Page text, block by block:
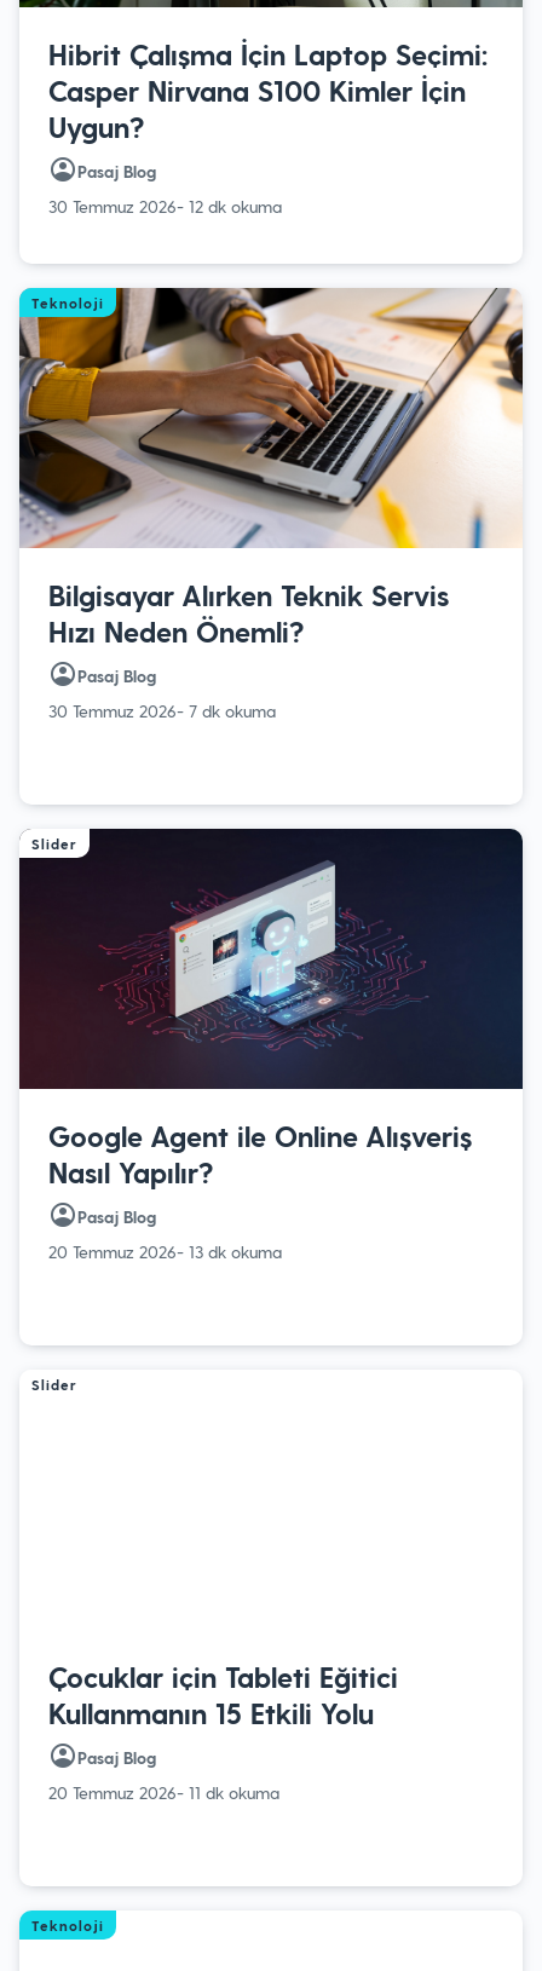
Hibrit Çalışma İçin Laptop Seçimi:
Casper Nirvana S100 Kimler İçin
Uygun?
Pasaj Blog
30 Temmuz 2026- 12 dk okuma
Teknoloji
Bilgisayar Alırken Teknik Servis
Hızı Neden Önemli?
Pasaj Blog
30 Temmuz 2026- 7 dk okuma
Slider
Google Agent ile Online Alışveriş
Nasıl Yapılır?
Pasaj Blog
20 Temmuz 2026- 13 dk okuma
Slider
Çocuklar için Tableti Eğitici
Kullanmanın 15 Etkili Yolu
Pasaj Blog
20 Temmuz 2026- 11 dk okuma
Teknoloji